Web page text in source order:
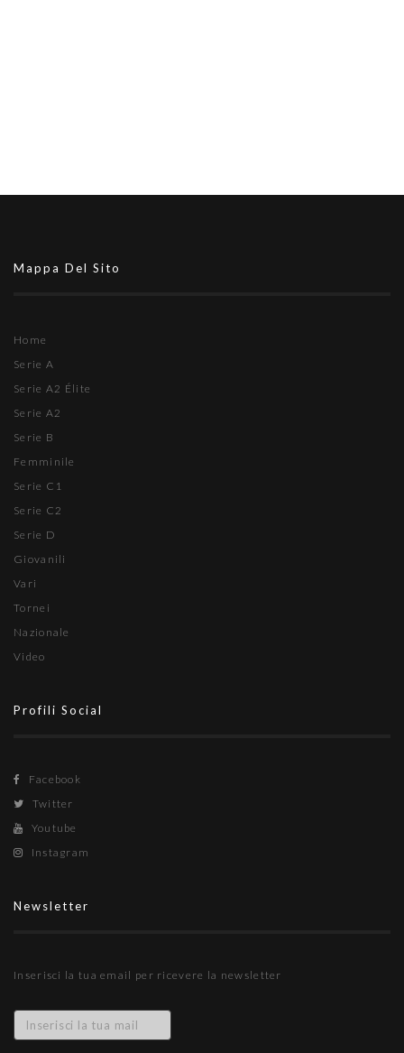
Mappa Del Sito
Home
Serie A
Serie A2 Élite
Serie A2
Serie B
Femminile
Serie C1
Serie C2
Serie D
Giovanili
Vari
Tornei
Nazionale
Video
Profili Social
Facebook
Twitter
Youtube
Instagram
Newsletter
Inserisci la tua email per ricevere la newsletter